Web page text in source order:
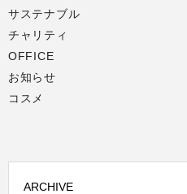
サステナブル
チャリティ
OFFICE
お知らせ
コスメ
ARCHIVE